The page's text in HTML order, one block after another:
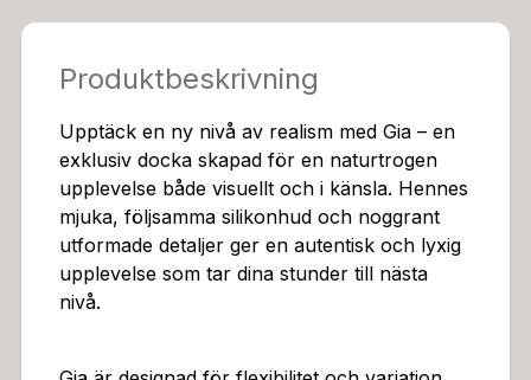
ppningar för variationProva olika positionerFylliga, na
gkvalitativ premiumsilikonMått:Höjd: 25 cmBredd: 33 c
Produktbeskrivning
Upptäck en ny nivå av realism med Gia – en
exklusiv docka skapad för en naturtrogen
upplevelse både visuellt och i känsla. Hennes
mjuka, följsamma silikonhud och noggrant
utformade detaljer ger en autentisk och lyxig
upplevelse som tar dina stunder till nästa
nivå.